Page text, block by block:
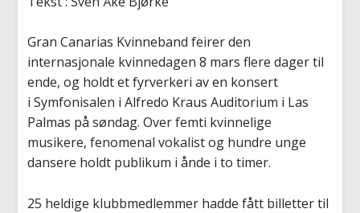
Gran Canarias Kvinneband feirer den
internasjonale kvinnedagen8 marsflere dager til
ende,og holdt et fyrverkeri av en konsert
i Symfonisalen i Alfredo Kraus Auditorium i Las
Palmas på søndag. Over femti kvinnelige
musikere, fenomenal vokalist og hundre unge
dansere holdt publikum i ånde i to timer.
25 heldige klubbmedlemmer hadde fått billetter til